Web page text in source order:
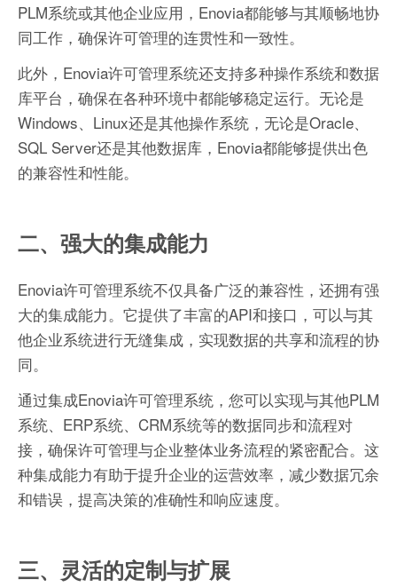
PLM系统或其他企业应用，Enovia都能够与其顺畅地协
同工作，确保许可管理的连贯性和一致性。
此外，Enovia许可管理系统还支持多种操作系统和数据
库平台，确保在各种环境中都能够稳定运行。无论是
Windows、Linux还是其他操作系统，无论是Oracle、
SQL Server还是其他数据库，Enovia都能够提供出色
的兼容性和性能。
二、强大的集成能力
Enovia许可管理系统不仅具备广泛的兼容性，还拥有强
大的集成能力。它提供了丰富的API和接口，可以与其
他企业系统进行无缝集成，实现数据的共享和流程的协
同。
通过集成Enovia许可管理系统，您可以实现与其他PLM
系统、ERP系统、CRM系统等的数据同步和流程对
接，确保许可管理与企业整体业务流程的紧密配合。这
种集成能力有助于提升企业的运营效率，减少数据冗余
和错误，提高决策的准确性和响应速度。
三、灵活的定制与扩展